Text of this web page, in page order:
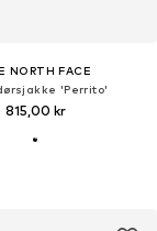
NORTH FACE
'Perrito'
815,00 kr